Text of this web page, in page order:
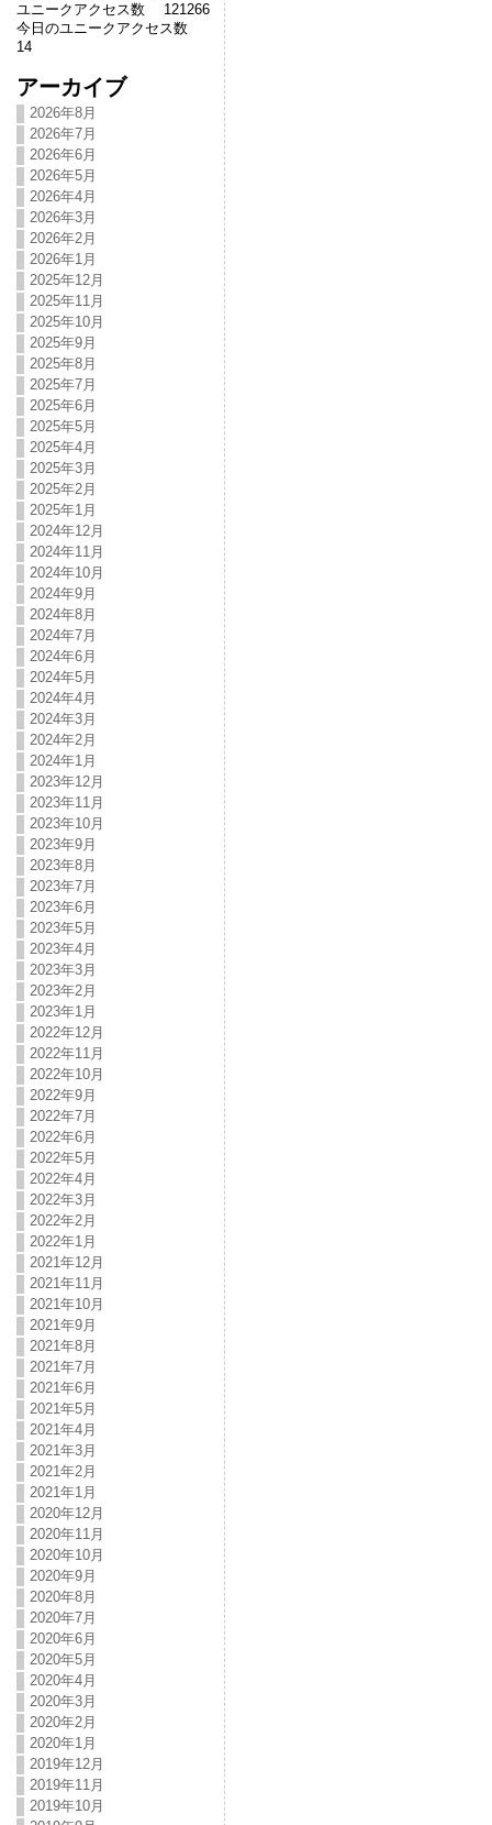
ユニークアクセス数 121266
今日のユニークアクセス数
14
アーカイブ
2026年8月
2026年7月
2026年6月
2026年5月
2026年4月
2026年3月
2026年2月
2026年1月
2025年12月
2025年11月
2025年10月
2025年9月
2025年8月
2025年7月
2025年6月
2025年5月
2025年4月
2025年3月
2025年2月
2025年1月
2024年12月
2024年11月
2024年10月
2024年9月
2024年8月
2024年7月
2024年6月
2024年5月
2024年4月
2024年3月
2024年2月
2024年1月
2023年12月
2023年11月
2023年10月
2023年9月
2023年8月
2023年7月
2023年6月
2023年5月
2023年4月
2023年3月
2023年2月
2023年1月
2022年12月
2022年11月
2022年10月
2022年9月
2022年7月
2022年6月
2022年5月
2022年4月
2022年3月
2022年2月
2022年1月
2021年12月
2021年11月
2021年10月
2021年9月
2021年8月
2021年7月
2021年6月
2021年5月
2021年4月
2021年3月
2021年2月
2021年1月
2020年12月
2020年11月
2020年10月
2020年9月
2020年8月
2020年7月
2020年6月
2020年5月
2020年4月
2020年3月
2020年2月
2020年1月
2019年12月
2019年11月
2019年10月